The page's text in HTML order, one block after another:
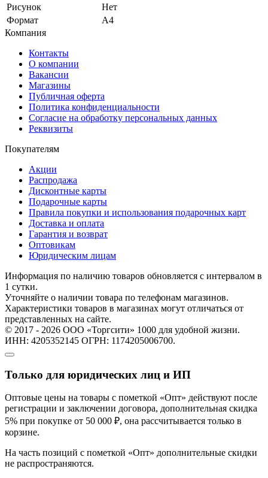
Рисунок
Нет
Формат
А4
Компания
Контакты
О компании
Вакансии
Магазины
Публичная оферта
Политика конфиденциальности
Согласие на обработку персональных данных
Реквизиты
Покупателям
Акции
Распродажа
Дисконтные карты
Подарочные карты
Правила покупки и использования подарочных карт
Доставка и оплата
Гарантия и возврат
Оптовикам
Юридическим лицам
Информация по наличию товаров обновляется с интервалом в
1 сутки.
Уточняйте о наличии товара по телефонам магазинов.
Характеристики товаров в магазинах могут отличаться от
представленных на сайте.
© 2017 - 2026 ООО «Торгсити» 1000 для удобной жизни.
ИНН: 4205352145 ОГРН: 1174205006700.
Только для юридических лиц и ИП
Оптовые цены на товары с пометкой «Опт» действуют после
регистрации и заключении договора, дополнительная скидка
5% при покупке от 50 000 ₽, она рассчитывается только в
корзине.
На часть позиций с пометкой «Опт» дополнительные скидки
не распространяются.